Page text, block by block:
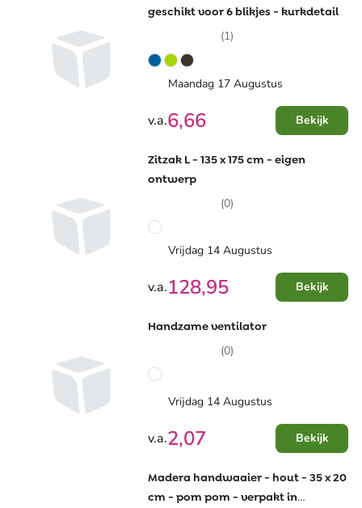
geschikt voor 6 blikjes - kurkdetail
(1)
Maandag 17 Augustus
v.a.6,66 Bekijk
Zitzak L - 135 x 175 cm - eigen
ontwerp
(0)
Vrijdag 14 Augustus
v.a.128,95 Bekijk
Handzame ventilator
(0)
Vrijdag 14 Augustus
v.a.2,07 Bekijk
Madera handwaaier - hout - 35 x 20
cm - pom pom - verpakt in